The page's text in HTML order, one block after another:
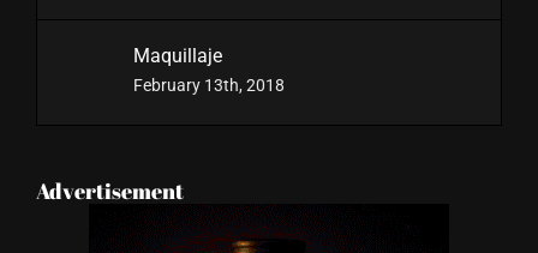
Maquillaje
February 13th, 2018
Advertisement